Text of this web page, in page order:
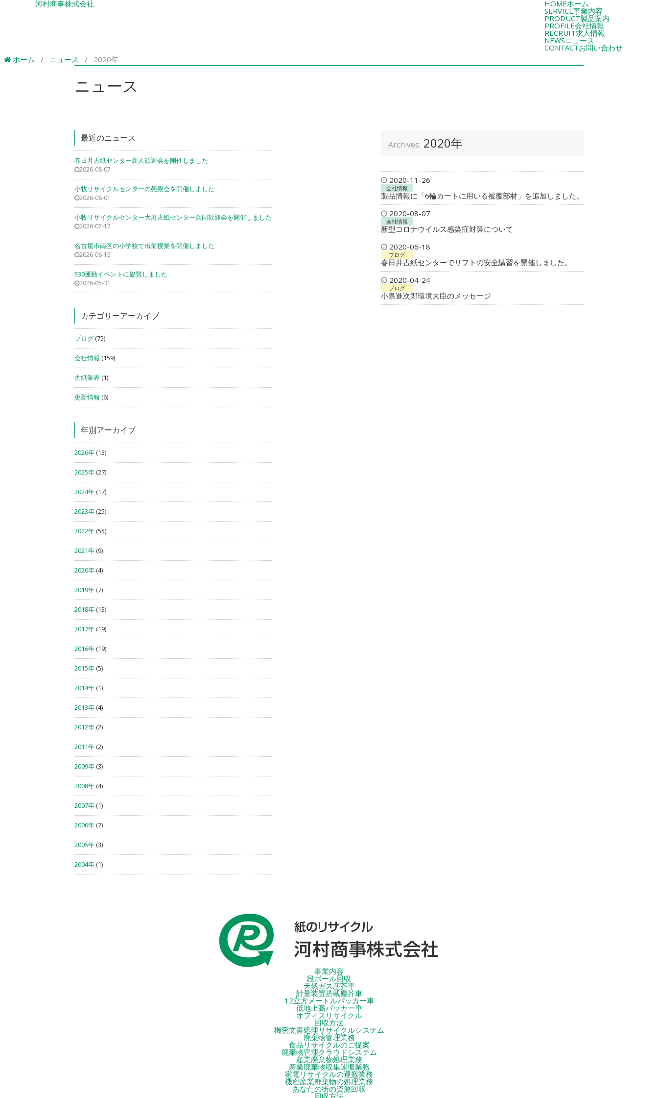
河村商事株式会社 HOMEホーム
SERVICE事業内容
PRODUCT製品案内
PROFILE会社情報
RECRUIT求人情報
NEWSニュース
CONTACTお問い合わせ
ホーム
/ ニュース / 2020年
ニュース
Archives: 2020年
2020-11-26
会社情報
製品情報に「6輪カートに用いる被覆部材」を追加しました。
2020-08-07
会社情報
新型コロナウイルス感染症対策について
2020-06-18
ブログ
春日井古紙センターでリフトの安全講習を開催しました。
2020-04-24
ブログ
小泉進次郎環境大臣のメッセージ
最近のニュース
春日井古紙センター新人歓迎会を開催しました
2026-08-07
小牧リサイクルセンターの懇親会を開催しました
2026-08-01
小牧リサイクルセンター大府古紙センター合同歓迎会を開催しました
2026-07-17
名古屋市南区の小学校で出前授業を開催しました
2026-06-15
530運動イベントに協賛しました
2026-05-31
カテゴリーアーカイブ
ブログ(75)
会社情報 (159)
古紙業界 (1)
更新情報 (6)
年別アーカイブ
2026年(13)
2025年(27)
2024年(17)
2023年(25)
2022年(55)
2021年(9)
2020年(4)
2019年(7)
2018年(13)
2017年(19)
2016年(19)
2015年(5)
2014年(1)
2013年(4)
2012年(2)
2011年(2)
2009年(3)
2008年(4)
2007年(1)
2006年(7)
2005年(3)
2004年(1)
事業内容
段ボール回収
天然ガス塵芥車
計量装置搭載塵芥車
12立方メートルパッカー車
低地上高パッカー車
オフィスリサイクル
回収方法
機密文書処理リサイクルシステム
廃棄物管理業務
食品リサイクルのご提案
廃棄物管理クラウドシステム
産業廃棄物処理業務
産業廃棄物収集運搬業務
家電リサイクルの運搬業務
機密産業廃棄物の処理業務
あなたの街の資源回収
回収方法